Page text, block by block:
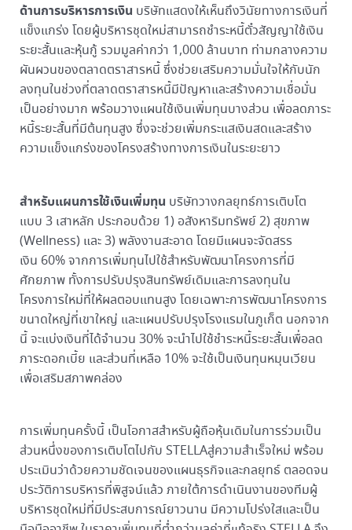
ด้านการบริหารการเงิน บริษัทแสดงให้เห็นถึงวินัยทางการเงินที่
แข็งแกร่ง โดยผู้บริหารชุดใหม่สามารถชำระหนี้ตั๋วสัญญาใช้เงิน
ระยะสั้นและหุ้นกู้ รวมมูลค่ากว่า 1,000 ล้านบาท ท่ามกลางความ
ผันผวนของตลาดตราสารหนี้ ซึ่งช่วยเสริมความมั่นใจให้กับนัก
ลงทุนในช่วงที่ตลาดตราสารหนี้มีปัญหาและสร้างความเชื่อมั่น
เป็นอย่างมาก พร้อมวางแผนใช้เงินเพิ่มทุนบางส่วน เพื่อลดภาระ
หนี้ระยะสั้นที่มีต้นทุนสูง ซึ่งจะช่วยเพิ่มกระแสเงินสดและสร้าง
ความแข็งแกร่งของโครงสร้างทางการเงินในระยะยาว
สำหรับแผนการใช้เงินเพิ่มทุน บริษัทวางกลยุทธ์การเติบโต
แบบ 3 เสาหลัก ประกอบด้วย 1) อสังหาริมทรัพย์ 2) สุขภาพ
(Wellness) และ 3) พลังงานสะอาด โดยมีแผนจะจัดสรร
เงิน 60% จากการเพิ่มทุนไปใช้สำหรับพัฒนาโครงการที่มี
ศักยภาพ ทั้งการปรับปรุงสินทรัพย์เดิมและการลงทุนใน
โครงการใหม่ที่ให้ผลตอบแทนสูง โดยเฉพาะการพัฒนาโครงการ
ขนาดใหญ่ที่เขาใหญ่ และแผนปรับปรุงโรงแรมในภูเก็ต นอกจาก
นี้ จะแบ่งเงินที่ได้จำนวน 30% จะนำไปใช้ชำระหนี้ระยะสั้นเพื่อลด
ภาระดอกเบี้ย และส่วนที่เหลือ 10% จะใช้เป็นเงินทุนหมุนเวียน
เพื่อเสริมสภาพคล่อง
การเพิ่มทุนครั้งนี้ เป็นโอกาสสำหรับผู้ถือหุ้นเดิมในการร่วมเป็น
ส่วนหนึ่งของการเติบโตไปกับ STELLAสู่ความสำเร็จใหม่ พร้อม
ประเมินว่าด้วยความชัดเจนของแผนธุรกิจและกลยุทธ์ ตลอดจน
ประวัติการบริหารที่พิสูจน์แล้ว ภายใต้การดำเนินงานของทีมผู้
บริหารชุดใหม่ที่มีประสบการณ์ยาวนาน มีความโปร่งใสและเป็น